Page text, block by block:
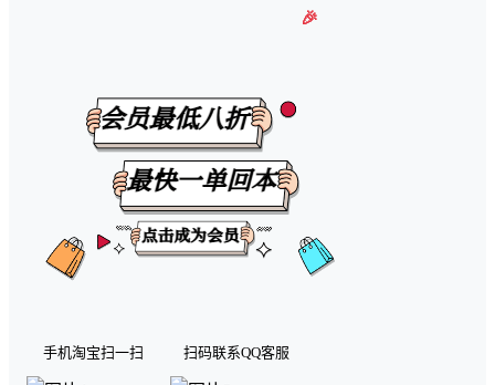
🎉【有任何问题可以咨询微
手机淘宝扫一扫 扫码联系QQ客服